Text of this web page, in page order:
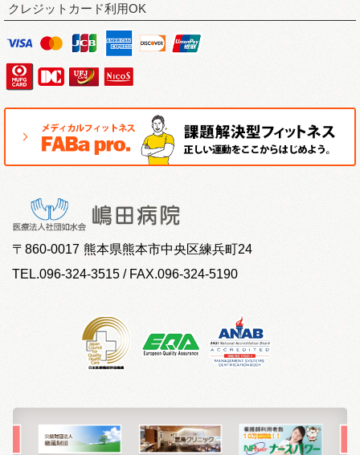
クレジットカード利用OK
〒 860-0017 熊本県熊本市中央区練兵町24
TEL.096-324-3515 / FAX.096-324-5190